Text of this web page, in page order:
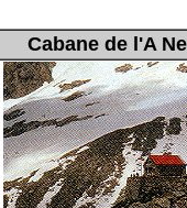
Cabane de l'A